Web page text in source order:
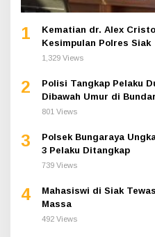
1
Kematian dr. Alex
Kesimpulan Polres Siak
1,329 Views
2
Polisi Tangkap Pelaku
Dibawah Umur di
801 Views
3
Polsek Bungaraya
3 Pelaku Ditangkap
739 Views
4
Mahasiswi di Siak
Massa
492 Views